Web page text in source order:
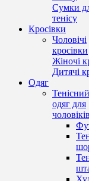
Сумки
тенісу
Кросівки
Чоловічі
кросівки
Жіночі
Дитячі
Одяг
Тенісний
одяг для
чоловіків